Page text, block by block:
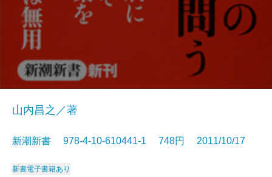
山内昌之／著
新潮新書 978-4-10-610441-1 748円 2011/10/17
新書電子書籍あり